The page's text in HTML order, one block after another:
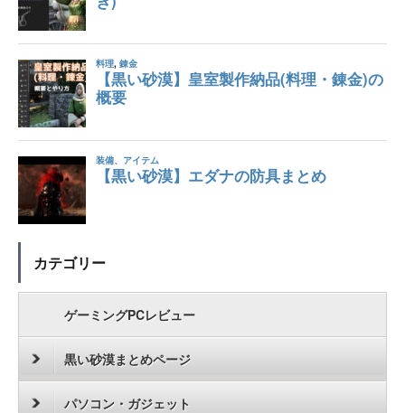
カテゴリー
ゲーミングPCレビュー
黒い砂漠まとめページ
パソコン・ガジェット